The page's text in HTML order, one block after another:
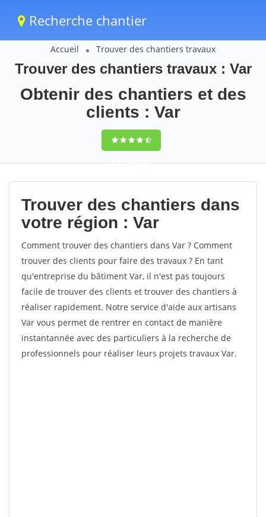
Recherche chantier
Accueil Trouver des chantiers travaux
Trouver des chantiers travaux : Var
Obtenir des chantiers et des
clients : Var
9,5(100%)69
votes
Trouver des chantiers dans
votre région : Var
Comment trouver des chantiers dans Var ? Comment
trouver des clients pour faire des travaux ? En tant
qu'entreprise du bâtiment Var, il n'est pas toujours
facile de trouver des clients et trouver des chantiers à
réaliser rapidement. Notre service d'aide aux artisans
Var vous permet de rentrer en contact de manière
instantannée avec des particuliers à la recherche de
professionnels pour réaliser leurs projets travaux Var.